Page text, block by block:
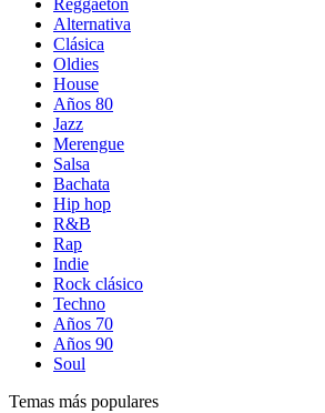
Reggaetón
Alternativa
Clásica
Oldies
House
Años 80
Jazz
Merengue
Salsa
Bachata
Hip hop
R&B
Rap
Indie
Rock clásico
Techno
Años 70
Años 90
Soul
Temas más populares